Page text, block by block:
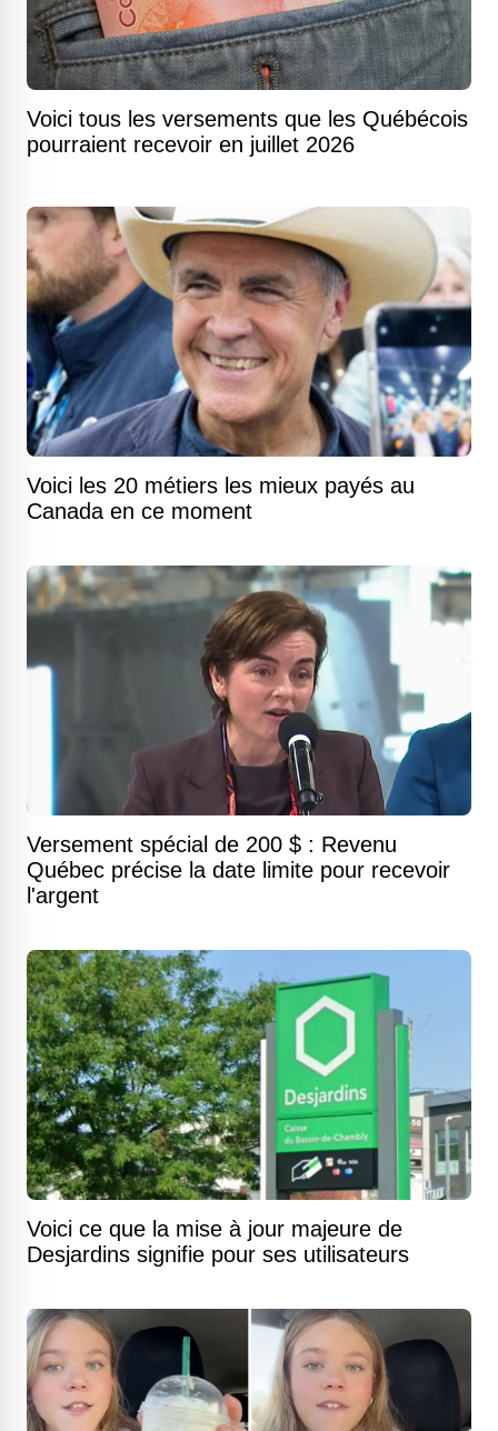
Voici tous les versements que les Québécois
pourraient recevoir en juillet 2026
Voici les 20 métiers les mieux payés au
Canada en ce moment
Versement spécial de 200 $ : Revenu
Québec précise la date limite pour recevoir
l'argent
Voici ce que la mise à jour majeure de
Desjardins signifie pour ses utilisateurs